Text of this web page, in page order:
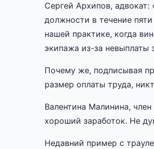
Сергей Архипов,
должности в течение
нашей практике, когда
экипажа из-за невыплаты
Почему же, подписывая
размер оплаты труда,
Валентина Малинина,
хороший заработок. Не
Недавний пример с